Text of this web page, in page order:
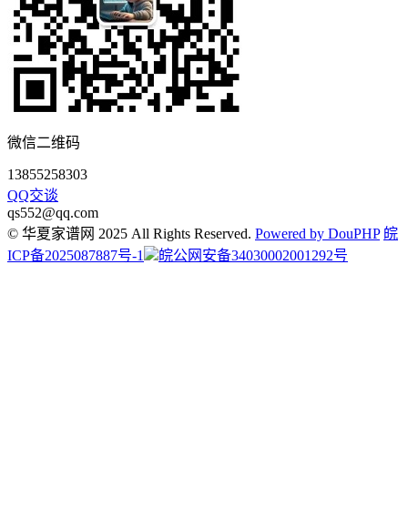
微信二维码
13855258303
QQ交谈
qs552@qq.com
© 华夏家谱网 2025 All Rights Reserved. Powered by DouPHP 皖
ICP备2025087887号-1
皖公网安备34030002001292号